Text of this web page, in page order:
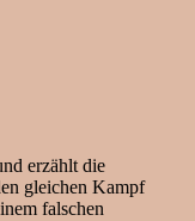
erzählt die
gleichen Kampf
falschen